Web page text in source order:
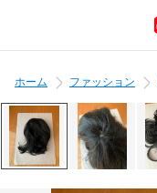
ホーム ファッション